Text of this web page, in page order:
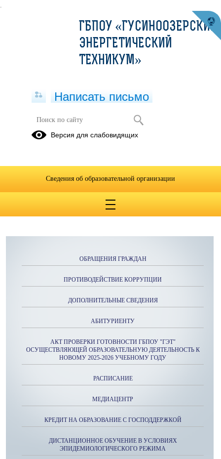
.
Электротехника
ОБРАЩЕНИЯ ГРАЖДАН
ПРОТИВОДЕЙСТВИЕ КОРРУПЦИИ
ДОПОЛНИТЕЛЬНЫЕ СВЕДЕНИЯ
АБИТУРИЕНТУ
АКТ ПРОВЕРКИ ГОТОВНОСТИ ГБПОУ "ГЭТ"
ОСУЩЕСТВЛЯЮЩЕЙ ОБРАЗОВАТЕЛЬНУЮ ДЕЯТЕЛЬНОСТЬ К
НОВОМУ 2025-2026 УЧЕБНОМУ ГОДУ
РАСПИСАНИЕ
МЕДИАЦЕНТР
КРЕДИТ НА ОБРАЗОВАНИЕ С ГОСПОДДЕРЖКОЙ
ДИСТАНЦИОННОЕ ОБУЧЕНИЕ В УСЛОВИЯХ
ЭПИДЕМИОЛОГИЧЕСКОГО РЕЖИМА
ГБПОУ «ГУСИНООЗЕРСКИЙ
ЭНЕРГЕТИЧЕСКИЙ
ТЕХНИКУМ»
Написать письмо
Версия для слабовидящих
Сведения об образовательной организации